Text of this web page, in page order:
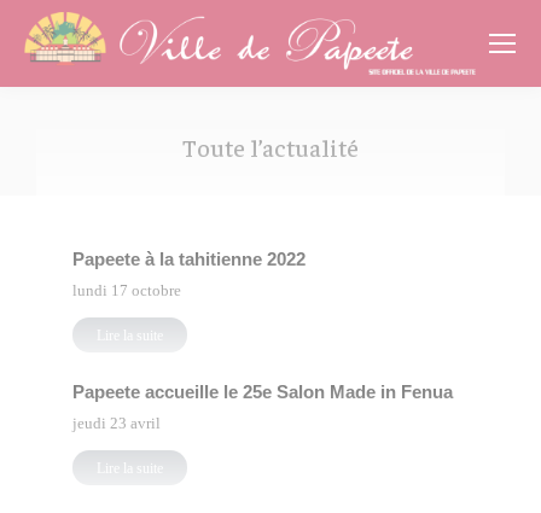
Toute l’actualité
Papeete à la tahitienne 2022
lundi 17 octobre
Lire la suite
Papeete accueille le 25e Salon Made in Fenua
jeudi 23 avril
Lire la suite
Cookies management panel